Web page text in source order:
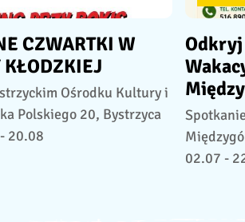
CZWARTKI W
KŁODZKIEJ
Ośrodku Kultury i
Polskiego 20, Bystrzyca
20.08
02.07 -